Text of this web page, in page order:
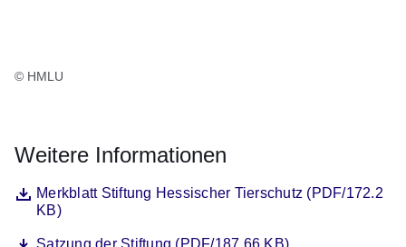
© HMLU
Weitere Informationen
DateiMerkblatt Stiftung Hessischer Tierschutz (PDF/172.2
KB)
Öffnet sich in einem neuen Fenster